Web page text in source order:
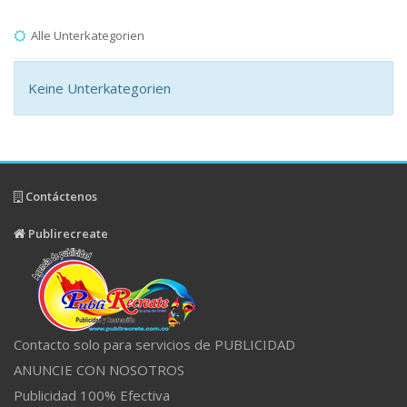
Alle Unterkategorien
Keine Unterkategorien
Contáctenos
Publirecreate
Contacto solo para servicios de PUBLICIDAD
ANUNCIE CON NOSOTROS
Publicidad 100% Efectiva